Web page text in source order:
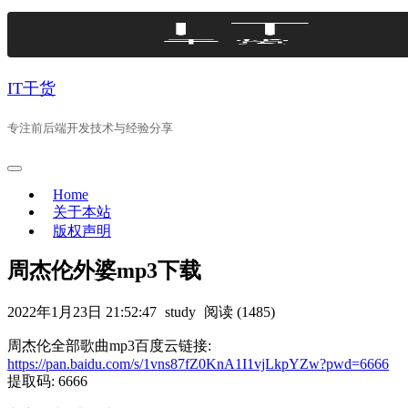
Skip
IT干货
专注前后端开发技术与经验分享
Home
关于本站
版权声明
周杰伦外婆mp3下载
2022年1月23日 21:52:47 study 阅读 (1485)
周杰伦全部歌曲mp3百度云链接:
https://pan.baidu.com/s/1vns87fZ0KnA1I1vjLkpYZw?pwd=6666
提取码: 6666